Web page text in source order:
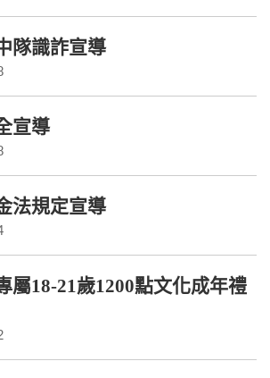
隊識詐宣導
宣導
法規定宣導
屬18-21歲1200點文化成年禮